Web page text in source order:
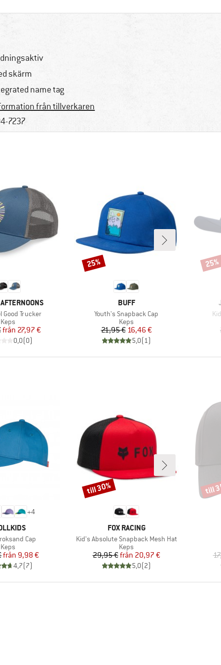
skärm
name tag
från tillverkaren
7237
Good Trucker
Produktgrupp
Keps
Pris
Reducerat pris
från 27,97 €
0,0(0)
VARUMÄRKE
BUFF
Produkter
Youth's Snapback Cap
Produktgrupp
Keps
Pris
21,95 €Reducerat pris
16,46 €
5,0(1)
Rabatt
25% 25%
+4
Cap
Produktgrupp
Keps
Pris
Reducerat pris
från 9,98 €
4,7(7)
VARUMÄRKE
FOX RACING
Produkter
Kid's Absolute Snapback Mesh Hat
Produktgrupp
Keps
Pris
29,95 € Reducerat pris
från 20,97 €
5,0(2)
Rabatt
till 30% till